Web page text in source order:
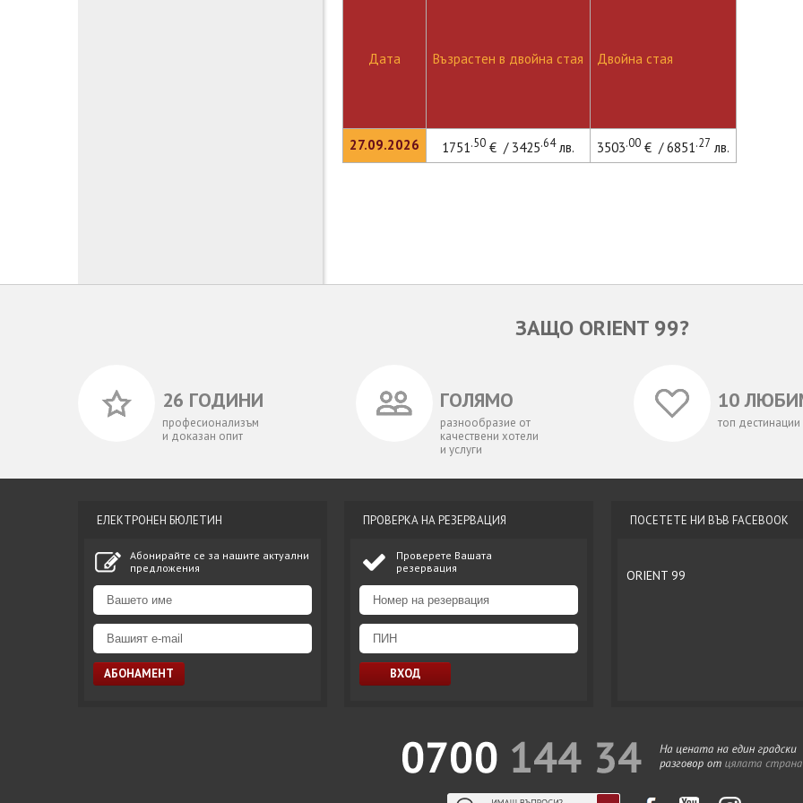
Дата
27.09.2026
Възрастен в двойна стая Двойна стая
1751.50 € / 3425.64лв. 3503.00 € / 6851.27 лв.
ЗАЩО ORIENT 99?
26 ГОДИНИ
професионализъм
и доказан опит
ГОЛЯМО
разнообразие от
качествени хотели
и услуги
10
топ дестинации
ЕЛЕКТРОНЕН БЮЛЕТИН
Абонирайте се за нашите актуални
предложения
ПРОВЕРКА НА РЕЗЕРВАЦИЯ
Проверете Вашата
резервация
ПОСЕТЕТЕ НИ ВЪВ FACEBOOK
ORIENT 99